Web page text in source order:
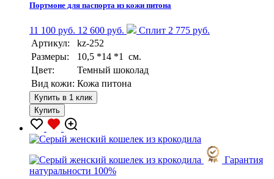
Портмоне для паспорта из кожи питона
11 100 руб. 12 600 руб.
Сплит 2 775 руб.
Артикул:
kz-252
Размеры:
10,5 *14 *1 см.
Цвет:
Темный шоколад
Вид кожи: Кожа питона
Купить в 1 клик
Купить
Гарантия
натуральности 100%